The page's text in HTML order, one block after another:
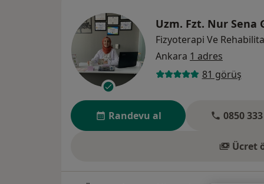
Uzm. Fzt. Nur Sena
Fizyoterapi Ve
Ankara 1 adres
81 görüş
Randevu al 0850
Ücret